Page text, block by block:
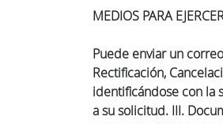
MEDIOS PARA
Puede enviar un
Rectificación,
identificándose con la
a su solicitud. III.